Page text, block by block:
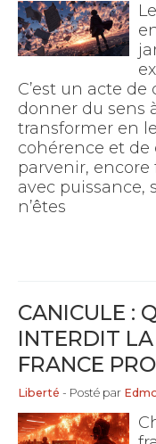
C’est un acte
donner du sens
transformer en
cohérence et de
parvenir,
avec puissance,
n’êtes
CANICULE :
INTERDIT
FRANCE
Liberté - Posté par